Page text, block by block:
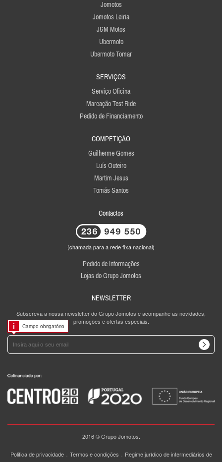
Jomotos
Jomotos Leiria
J&M Motos
Ubermoto
Ubermoto Tomar
SERVIÇOS
Serviço Oficina
Marcação Test Ride
Pedido de Financiamento
COMPETIÇÃO
Guilherme Gomes
Luís Outeiro
Martim Jesus
Tomás Santos
Contactos
(chamada para a rede fixa nacional)
Pedido de Informações
Lojas do Grupo Jomotos
NEWSLETTER
Subscreva a nossa newsletter do Grupo Jomotos e acompanhe as novidades,
promoções e ofertas especiais.
Campo obrigatório
2016 © Grupo Jomotos.
Politica de privacidade. Termos e condições . Regime jurídico de intermediários de